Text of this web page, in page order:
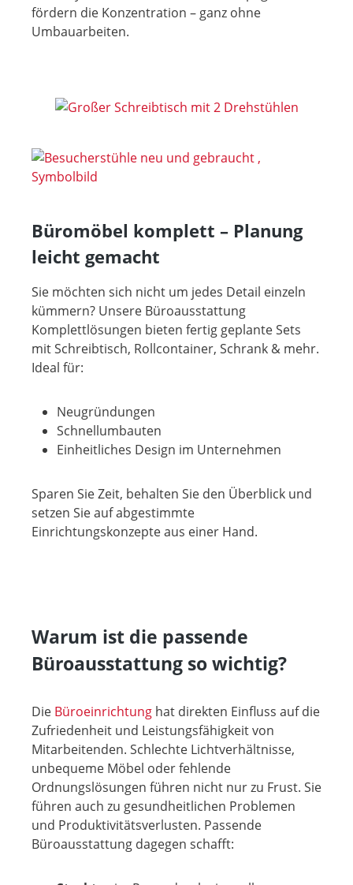
fördern die Konzentration – ganz ohne
Umbauarbeiten.
Büromöbel komplett – Planung
leicht gemacht
Sie möchten sich nicht um jedes Detail einzeln
kümmern? Unsere Büroausstattung
Komplettlösungen bieten fertig geplante Sets
mit Schreibtisch, Rollcontainer, Schrank & mehr.
Ideal für:
Neugründungen
Schnellumbauten
Einheitliches Design im Unternehmen
Sparen Sie Zeit, behalten Sie den Überblick und
setzen Sie auf abgestimmte
Einrichtungskonzepte aus einer Hand.
Warum ist die passende
Büroausstattung so wichtig?
Die Büroeinrichtung hat direkten Einfluss auf die
Zufriedenheit und Leistungsfähigkeit von
Mitarbeitenden. Schlechte Lichtverhältnisse,
unbequeme Möbel oder fehlende
Ordnungslösungen führen nicht nur zu Frust. Sie
führen auch zu gesundheitlichen Problemen
und Produktivitätsverlusten. Passende
Büroausstattung dagegen schafft: